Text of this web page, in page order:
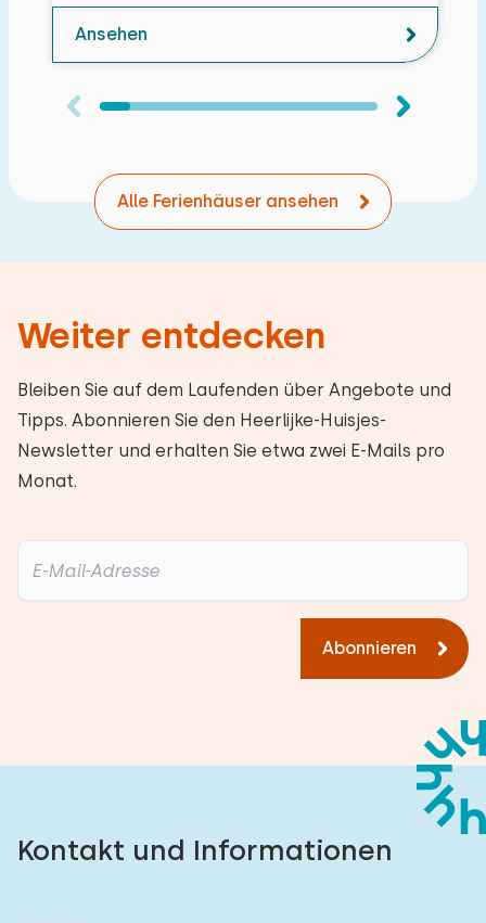
Ansehen
Alle Ferienhäuser ansehen
Weiter entdecken
Bleiben Sie auf dem Laufenden über Angebote und
Tipps. Abonnieren Sie den Heerlijke-Huisjes-
Newsletter und erhalten Sie etwa zwei E-Mails pro
Monat.
Abonnieren
Kontakt und Informationen